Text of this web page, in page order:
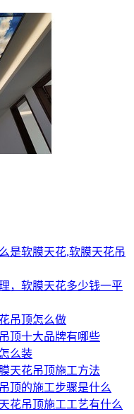
是软膜天花,软膜天花吊
，软膜天花多少钱一平
吊顶怎么做
顶十大品牌有哪些
么装
天花吊顶施工方法
顶的施工步骤是什么
花吊顶施工工艺有什么